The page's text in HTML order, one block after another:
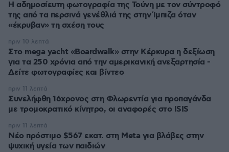
Η αδημοσίευτη φωτογραφία της Τούνη με τον σύντροφό
της από τα περσινά γενέθλιά της στην Ίμπιζα όταν
«έκρυβαν» τη σχέση τους
Στο mega yacht «Boardwalk» στην Κέρκυρα η δεξίωση
για τα 250 χρόνια από την αμερικανική ανεξαρτησία -
Δείτε φωτογραφίες και βίντεο
πριν 10 λεπτά
Συνελήφθη 16χρονος στη Φλωρεντία για προπαγάνδα
με τρομοκρατικό κίνητρο, οι αναφορές στο ISIS
πριν 11 λεπτά
Νέο πρόστιμο $567 εκατ. στη Meta για βλάβες στην
ψυχική υγεία των παιδιών
πριν 11 λεπτά